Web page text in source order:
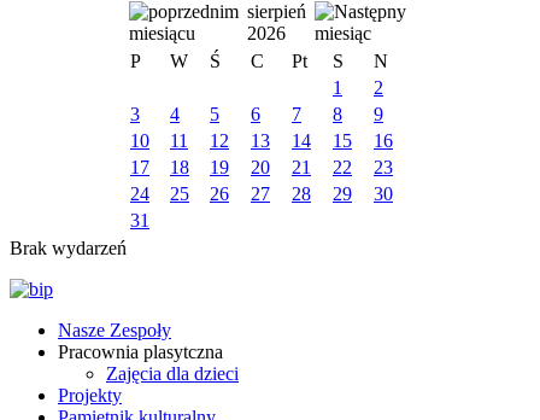
sierpień
2026
P
W Ś C Pt S
N
1
2
3
4 5 6 7 8
9
10
11 12 13 14 15
16
17
18 19 20 21 22
23
24
25 26 27 28 29
30
31
Brak wydarzeń
Nasze Zespoły
Pracownia plasytczna
Zajęcia dla dzieci
Projekty